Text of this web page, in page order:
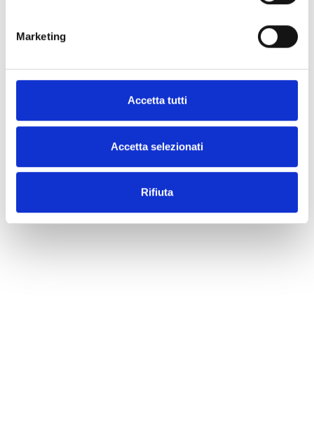
Marketing
Accetta tutti
Accetta selezionati
Rifiuta